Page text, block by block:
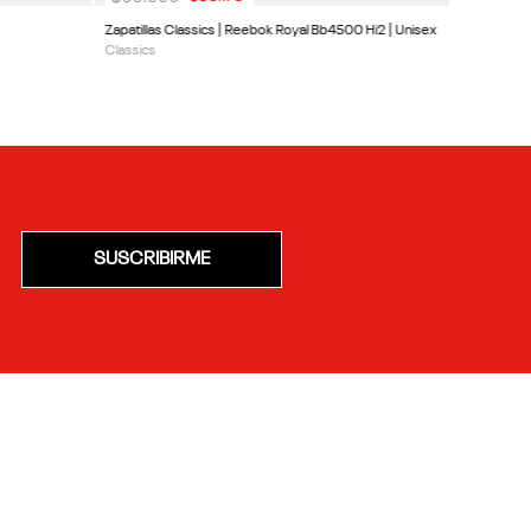
Zapatillas Classics | Reebok Royal Bb4500 Hi2 | Unisex
Classics
SUSCRIBIRME